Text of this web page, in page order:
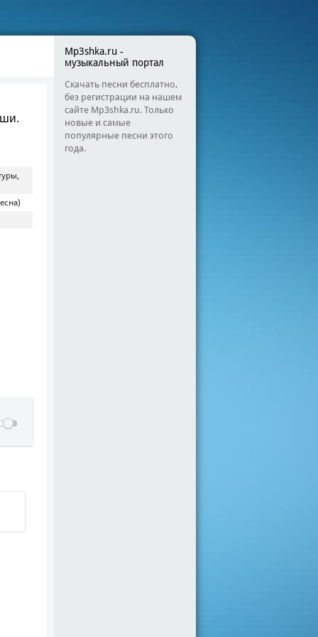
Mp3shka.ru -
музыкальный портал
Скачать песни бесплатно,
без регистрации на нашем
сайте Mp3shka.ru. Только
новые и самые
популярные песни этого
года.